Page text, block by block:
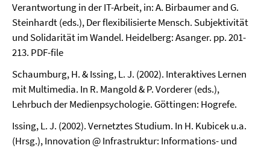
Verantwortung in der IT-Arbeit, in: A. Birbaumer and G.
Steinhardt (eds.), Der flexibilisierte Mensch. Subjektivität
und Solidarität im Wandel. Heidelberg: Asanger. pp. 201-
213. PDF-file
Schaumburg, H. & Issing, L. J. (2002). Interaktives Lernen
mit Multimedia. In R. Mangold & P. Vorderer (eds.),
Lehrbuch der Medienpsychologie. Göttingen: Hogrefe.
Issing, L. J. (2002). Vernetztes Studium. In H. Kubicek u.a.
(Hrsg.), Innovation @ Infrastruktur: Informations- und